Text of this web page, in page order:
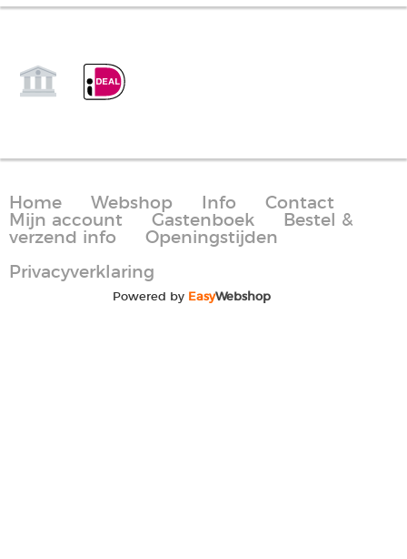
Home Webshop Info
Contact
Mijn account
Gastenboek
Bestel &
verzend info
Openingstijden
Privacyverklaring
Powered by EasyWebshop